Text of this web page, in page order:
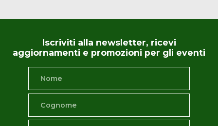
Iscriviti alla newsletter, ricevi
aggiornamenti e promozioni per gli eventi